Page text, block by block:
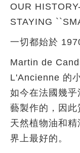
OUR
STAYING
一切都始於
Martin de
L'Ancienne 的
如今在法國幾
藝製作的，因此
天然植物油和
界上最好的。